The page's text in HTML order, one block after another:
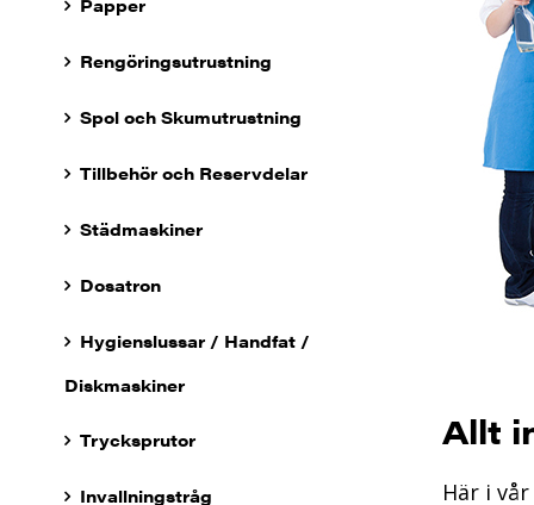
Papper
Rengöringsutrustning
Spol och Skumutrustning
Tillbehör och Reservdelar
Städmaskiner
Dosatron
Hygienslussar / Handfat /
Diskmaskiner
Trycksprutor
Invallningstråg
Allt
Här i